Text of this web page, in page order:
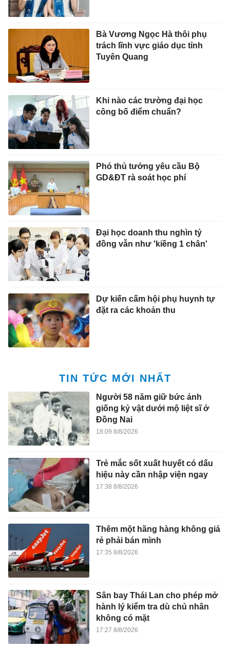
Bà Vương Ngọc Hà thôi phụ
trách lĩnh vực giáo dục tỉnh
Tuyên Quang
Khi nào các trường đại học
công bố điểm chuẩn?
Phó thủ tướng yêu cầu Bộ
GD&ĐT rà soát học phí
Đại học doanh thu nghìn tỷ
đồng vẫn như 'kiềng 1 chân'
Dự kiến cấm hội phụ huynh tự
đặt ra các khoản thu
TIN TỨC MỚI NHẤT
Người 58 năm giữ bức ảnh
giống kỷ vật dưới mộ liệt sĩ ở
Đồng Nai
18:09 8/8/2026
Trẻ mắc sốt xuất huyết có dấu
hiệu này cần nhập viện ngay
17:38 8/8/2026
Thêm một hãng hàng không giá
rẻ phải bán mình
17:35 8/8/2026
Sân bay Thái Lan cho phép mở
hành lý kiểm tra dù chủ nhân
không có mặt
17:27 8/8/2026